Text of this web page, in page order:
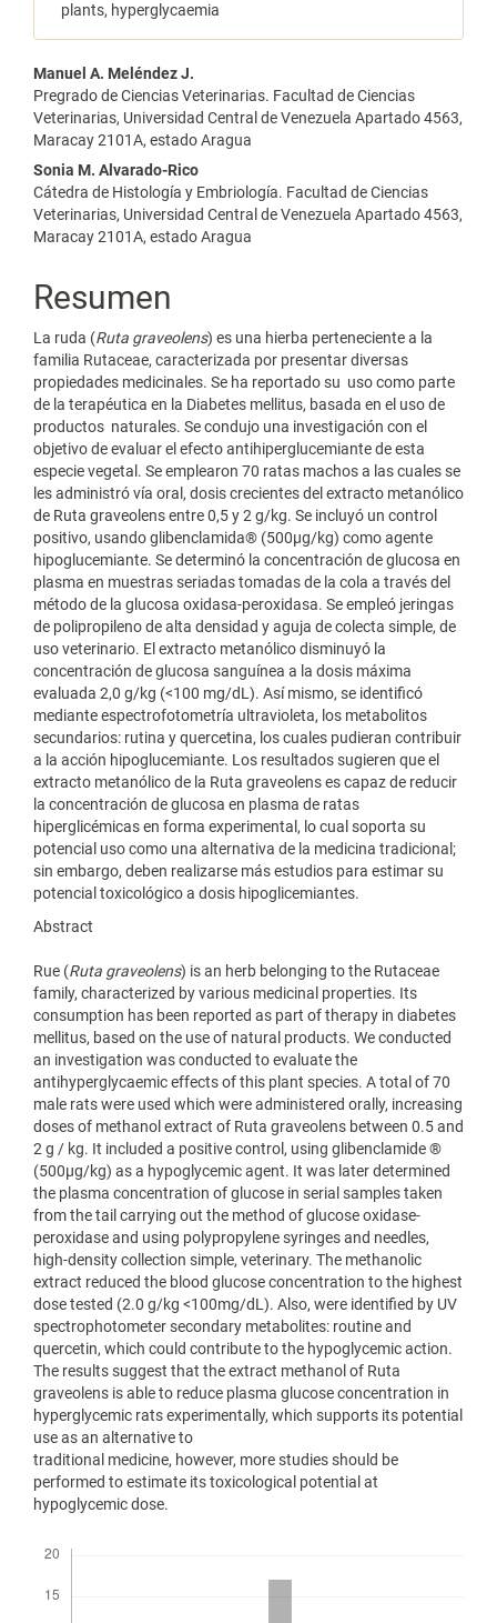
plants, hyperglycaemia
Contenido
principal
del
artículo
Manuel A. Meléndez J.
Pregrado de Ciencias Veterinarias. Facultad de Ciencias
Veterinarias, Universidad Central de Venezuela Apartado 4563,
Maracay 2101A, estado Aragua
Sonia M. Alvarado-Rico
Cátedra de Histología y Embriología. Facultad de Ciencias
Veterinarias, Universidad Central de Venezuela Apartado 4563,
Maracay 2101A, estado Aragua
Resumen
La ruda (Ruta graveolens) es una hierba perteneciente a la
familia Rutaceae, caracterizada por presentar diversas
propiedades medicinales. Se ha reportado su uso como parte
de la terapéutica en la Diabetes mellitus, basada en el uso de
productos naturales. Se condujo una investigación con el
objetivo de evaluar el efecto antihiperglucemiante de esta
especie vegetal. Se emplearon 70 ratas machos a las cuales se
les administró vía oral, dosis crecientes del extracto metanólico
de Ruta graveolens entre 0,5 y 2 g/kg. Se incluyó un control
positivo, usando glibenclamida® (500μg/kg) como agente
hipoglucemiante. Se determinó la concentración de glucosa en
plasma en muestras seriadas tomadas de la cola a través del
método de la glucosa oxidasa-peroxidasa. Se empleó jeringas
de polipropileno de alta densidad y aguja de colecta simple, de
uso veterinario. El extracto metanólico disminuyó la
concentración de glucosa sanguínea a la dosis máxima
evaluada 2,0 g/kg (<100 mg/dL). Así mismo, se identificó
mediante espectrofotometría ultravioleta, los metabolitos
secundarios: rutina y quercetina, los cuales pudieran contribuir
a la acción hipoglucemiante. Los resultados sugieren que el
extracto metanólico de la Ruta graveolens es capaz de reducir
la concentración de glucosa en plasma de ratas
hiperglicémicas en forma experimental, lo cual soporta su
potencial uso como una alternativa de la medicina tradicional;
sin embargo, deben realizarse más estudios para estimar su
potencial toxicológico a dosis hipoglicemiantes.
Abstract
Rue (Ruta graveolens) is an herb belonging to the Rutaceae
family, characterized by various medicinal properties. Its
consumption has been reported as part of therapy in diabetes
mellitus, based on the use of natural products. We conducted
an investigation was conducted to evaluate the
antihyperglycaemic effects of this plant species. A total of 70
male rats were used which were administered orally, increasing
doses of methanol extract of Ruta graveolens between 0.5 and
2 g / kg. It included a positive control, using glibenclamide ®
(500μg/kg) as a hypoglycemic agent. It was later determined
the plasma concentration of glucose in serial samples taken
from the tail carrying out the method of glucose oxidase-
peroxidase and using polypropylene syringes and needles,
high-density collection simple, veterinary. The methanolic
extract reduced the blood glucose concentration to the highest
dose tested (2.0 g/kg <100mg/dL). Also, were identified by UV
spectrophotometer secondary metabolites: routine and
quercetin, which could contribute to the hypoglycemic action.
The results suggest that the extract methanol of Ruta
graveolens is able to reduce plasma glucose concentration in
hyperglycemic rats experimentally, which supports its potential
use as an alternative to
traditional medicine, however, more studies should be
performed to estimate its toxicological potential at
hypoglycemic dose.